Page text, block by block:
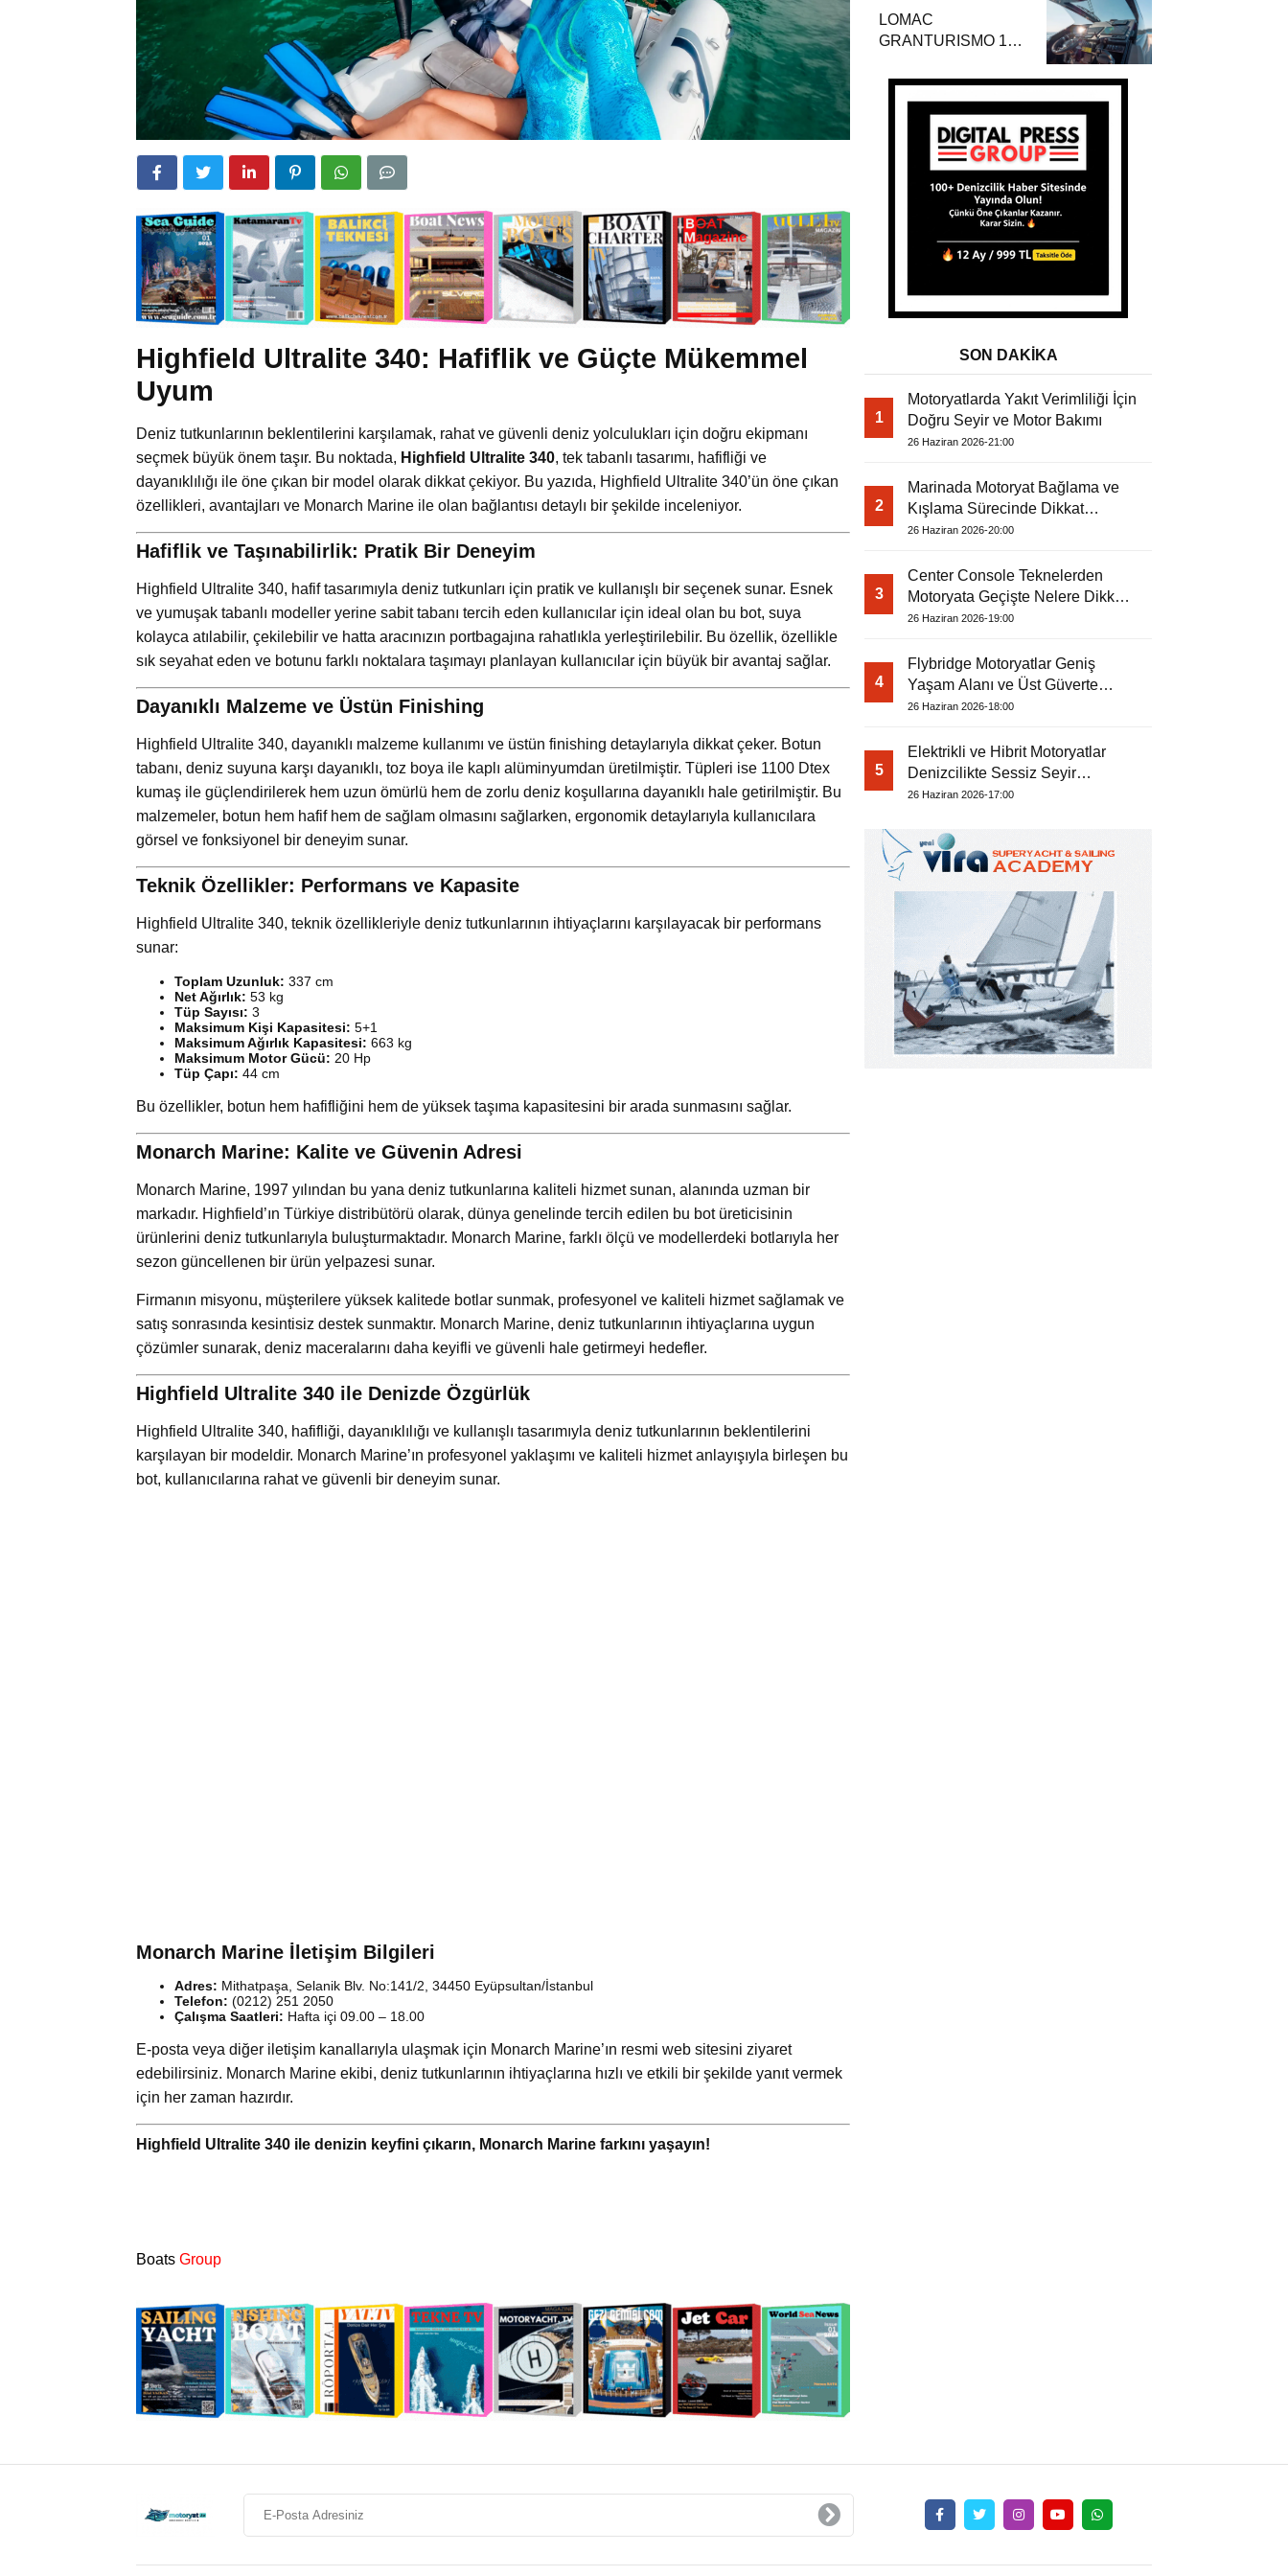
Highfield Ultralite 340: Hafiflik ve Güçte Mükemmel
Uyum
Deniz tutkunlarının beklentilerini karşılamak, rahat ve güvenli deniz yolculukları için doğru ekipmanı
seçmek büyük önem taşır. Bu noktada, Highfield Ultralite 340, tek tabanlı tasarımı, hafifliği ve
dayanıklılığı ile öne çıkan bir model olarak dikkat çekiyor. Bu yazıda, Highfield Ultralite 340’ün öne çıkan
özellikleri, avantajları ve Monarch Marine ile olan bağlantısı detaylı bir şekilde inceleniyor.
Hafiflik ve Taşınabilirlik: Pratik Bir Deneyim
Highfield Ultralite 340, hafif tasarımıyla deniz tutkunları için pratik ve kullanışlı bir seçenek sunar. Esnek
ve yumuşak tabanlı modeller yerine sabit tabanı tercih eden kullanıcılar için ideal olan bu bot, suya
kolayca atılabilir, çekilebilir ve hatta aracınızın portbagajına rahatlıkla yerleştirilebilir. Bu özellik, özellikle
sık seyahat eden ve botunu farklı noktalara taşımayı planlayan kullanıcılar için büyük bir avantaj sağlar.
Dayanıklı Malzeme ve Üstün Finishing
Highfield Ultralite 340, dayanıklı malzeme kullanımı ve üstün finishing detaylarıyla dikkat çeker. Botun
tabanı, deniz suyuna karşı dayanıklı, toz boya ile kaplı alüminyumdan üretilmiştir. Tüpleri ise 1100 Dtex
kumaş ile güçlendirilerek hem uzun ömürlü hem de zorlu deniz koşullarına dayanıklı hale getirilmiştir. Bu
malzemeler, botun hem hafif hem de sağlam olmasını sağlarken, ergonomik detaylarıyla kullanıcılara
görsel ve fonksiyonel bir deneyim sunar.
Teknik Özellikler: Performans ve Kapasite
Highfield Ultralite 340, teknik özellikleriyle deniz tutkunlarının ihtiyaçlarını karşılayacak bir performans
sunar:
Toplam Uzunluk: 337 cm
Net Ağırlık: 53 kg
Tüp Sayısı: 3
Maksimum Kişi Kapasitesi: 5+1
Maksimum Ağırlık Kapasitesi: 663 kg
Maksimum Motor Gücü: 20 Hp
Tüp Çapı: 44 cm
Bu özellikler, botun hem hafifliğini hem de yüksek taşıma kapasitesini bir arada sunmasını sağlar.
Monarch Marine: Kalite ve Güvenin Adresi
Monarch Marine, 1997 yılından bu yana deniz tutkunlarına kaliteli hizmet sunan, alanında uzman bir
markadır. Highfield’ın Türkiye distribütörü olarak, dünya genelinde tercih edilen bu bot üreticisinin
ürünlerini deniz tutkunlarıyla buluşturmaktadır. Monarch Marine, farklı ölçü ve modellerdeki botlarıyla her
sezon güncellenen bir ürün yelpazesi sunar.
Firmanın misyonu, müşterilere yüksek kalitede botlar sunmak, profesyonel ve kaliteli hizmet sağlamak ve
satış sonrasında kesintisiz destek sunmaktır. Monarch Marine, deniz tutkunlarının ihtiyaçlarına uygun
çözümler sunarak, deniz maceralarını daha keyifli ve güvenli hale getirmeyi hedefler.
Highfield Ultralite 340 ile Denizde Özgürlük
Highfield Ultralite 340, hafifliği, dayanıklılığı ve kullanışlı tasarımıyla deniz tutkunlarının beklentilerini
karşılayan bir modeldir. Monarch Marine’ın profesyonel yaklaşımı ve kaliteli hizmet anlayışıyla birleşen bu
bot, kullanıcılarına rahat ve güvenli bir deneyim sunar.
Monarch Marine İletişim Bilgileri
Adres: Mithatpaşa, Selanik Blv. No:141/2, 34450 Eyüpsultan/İstanbul
Telefon: (0212) 251 2050
Çalışma Saatleri: Hafta içi 09.00 – 18.00
E-posta veya diğer iletişim kanallarıyla ulaşmak için Monarch Marine’ın resmi web sitesini ziyaret
edebilirsiniz. Monarch Marine ekibi, deniz tutkunlarının ihtiyaçlarına hızlı ve etkili bir şekilde yanıt vermek
için her zaman hazırdır.
Highfield Ultralite 340 ile denizin keyfini çıkarın, Monarch Marine farkını yaşayın!
Boats Group
ve Güvenlik
LOMAC
GRANTURISMO 14
Mükemmel
Buluşması
SON DAKİKA
1
Motoryatlarda Yakıt Verimliliği İçin
Doğru Seyir ve Motor Bakımı
26 Haziran 2026-21:00
2
Marinada Motoryat Bağlama ve
Kışlama Sürecinde Dikkat
Edilecekler
26 Haziran 2026-20:00
3
Center Console Teknelerden
Motoryata Geçişte Nelere Dikkat
Edilmeli?
26 Haziran 2026-19:00
4
Flybridge Motoryatlar Geniş
Yaşam Alanı ve Üst Güverte
Konforuyla Öne Çıkıyor
26 Haziran 2026-18:00
5
Elektrikli ve Hibrit Motoryatlar
Denizcilikte Sessiz Seyir
Dönemini Başlatıyor
26 Haziran 2026-17:00